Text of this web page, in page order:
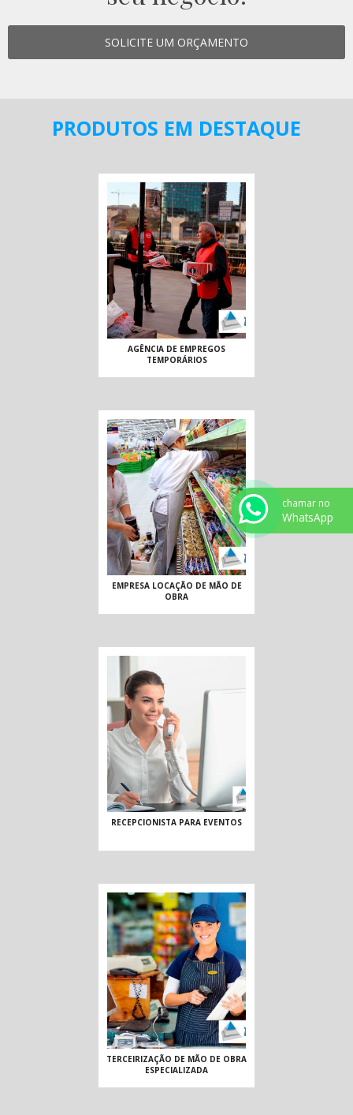
SOLICITE UM ORÇAMENTO
PRODUTOS EM DESTAQUE
AGÊNCIA DE EMPREGOS
TEMPORÁRIOS
EMPRESA LOCAÇÃO DE MÃO DE
OBRA
RECEPCIONISTA PARA EVENTOS
TERCEIRIZAÇÃO DE MÃO DE OBRA
ESPECIALIZADA
chamar no
WhatsApp